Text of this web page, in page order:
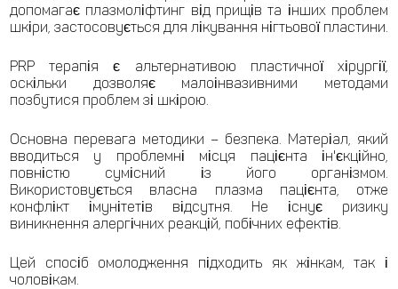
допомагає плазмоліфтинг від прищів та інших проблем
шкіри, застосовується для лікування нігтьової пластини.
PRP терапія є альтернативою пластичної хірургії,
оскільки дозволяє малоінвазивними методами
позбутися проблем зі шкірою.
Основна перевага методики – безпека. Матеріал, який
вводиться у проблемні місця пацієнта ін'єкційно,
повністю сумісний із його організмом.
Використовується власна плазма пацієнта, отже
конфлікт імунітетів відсутня. Не існує ризику
виникнення алергічних реакцій, побічних ефектів.
Цей спосіб омолодження підходить як жінкам, так і
чоловікам.